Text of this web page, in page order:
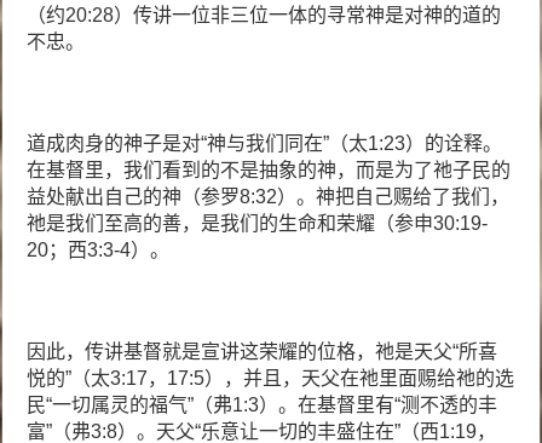
（约20:28）传讲一位非三位一体的寻常神是对神的道的
不忠。
道成肉身的神子是对“神与我们同在”（太1:23）的诠释。
在基督里，我们看到的不是抽象的神，而是为了祂子民的
益处献出自己的神（参罗8:32）。神把自己赐给了我们，
祂是我们至高的善，是我们的生命和荣耀（参申30:19-
20；西3:3-4）。
因此，传讲基督就是宣讲这荣耀的位格，祂是天父“所喜
悦的”（太3:17，17:5），并且，天父在祂里面赐给祂的选
民“一切属灵的福气”（弗1:3）。在基督里有“测不透的丰
富”（弗3:8）。天父“乐意让一切的丰盛住在”（西1:19，